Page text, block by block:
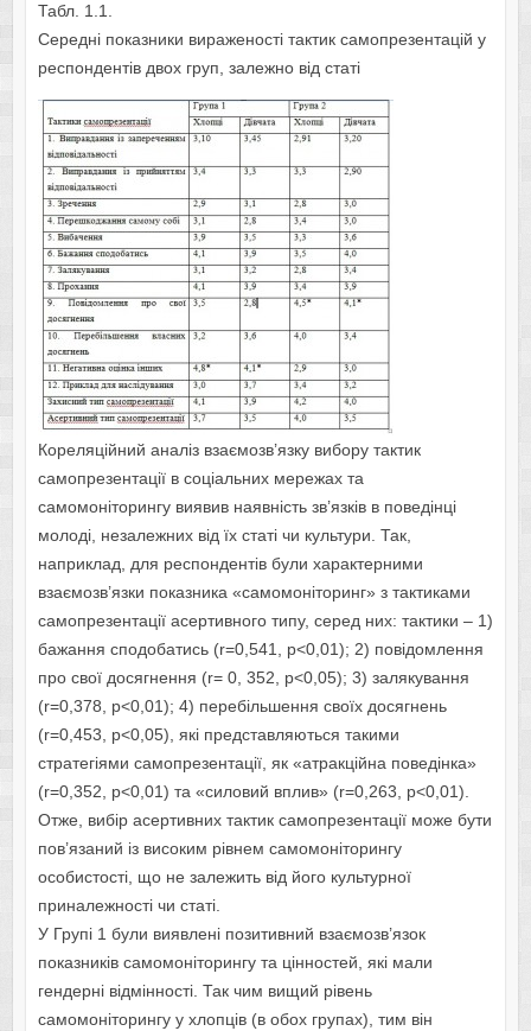
Табл. 1.1.
Середні показники вираженості тактик самопрезентацій у
респондентів двох груп, залежно від статі
Кореляційний аналіз взаємозв’язку вибору тактик
самопрезентації в соціальних мережах та
самомоніторингу виявив наявність зв’язків в поведінці
молоді, незалежних від їх статі чи культури. Так,
наприклад, для респондентів були характерними
взаємозв’язки показника «самомоніторинг» з тактиками
самопрезентації асертивного типу, серед них: тактики – 1)
бажання сподобатись (r=0,541, p<0,01); 2) повідомлення
про свої досягнення (r= 0, 352, p<0,05); 3) залякування
(r=0,378, p<0,01); 4) перебільшення своїх досягнень
(r=0,453, p<0,05), які представляються такими
стратегіями самопрезентації, як «атракційна поведінка»
(r=0,352, p<0,01) та «силовий вплив» (r=0,263, p<0,01).
Отже, вибір асертивних тактик самопрезентації може бути
пов’язаний із високим рівнем самомоніторингу
особистості, що не залежить від його культурної
приналежності чи статі.
У Групі 1 були виявлені позитивний взаємозв’язок
показників самомоніторингу та цінностей, які мали
гендерні відмінності. Так чим вищий рівень
самомоніторингу у хлопців (в обох групах), тим він